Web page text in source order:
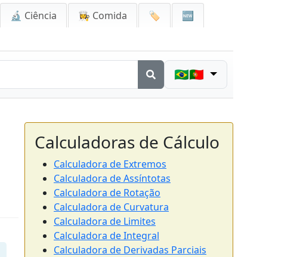
🔬 Ciência 👩‍🍳 Comida 🏷️
🆕
🇧🇷🇵🇹
Calculadoras de Cálculo
Calculadora de Extremos
Calculadora de Assíntotas
Calculadora de Rotação
Calculadora de Curvatura
Calculadora de Limites
Calculadora de Integral
Calculadora de Derivadas Parciais